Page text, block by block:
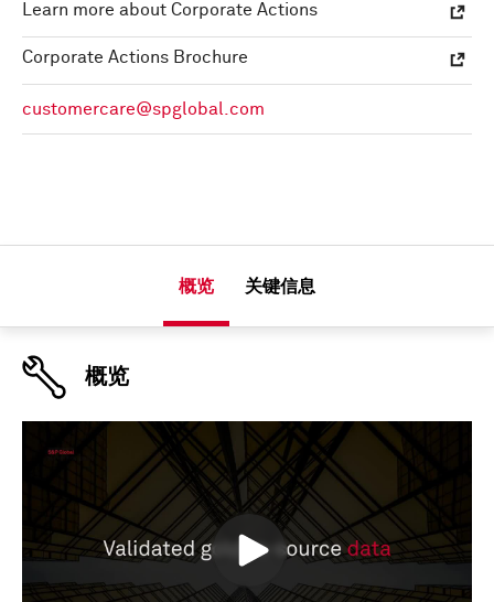
Learn more about Corporate Actions
Corporate Actions Brochure
customercare@spglobal.com
概览 关键信息
概览